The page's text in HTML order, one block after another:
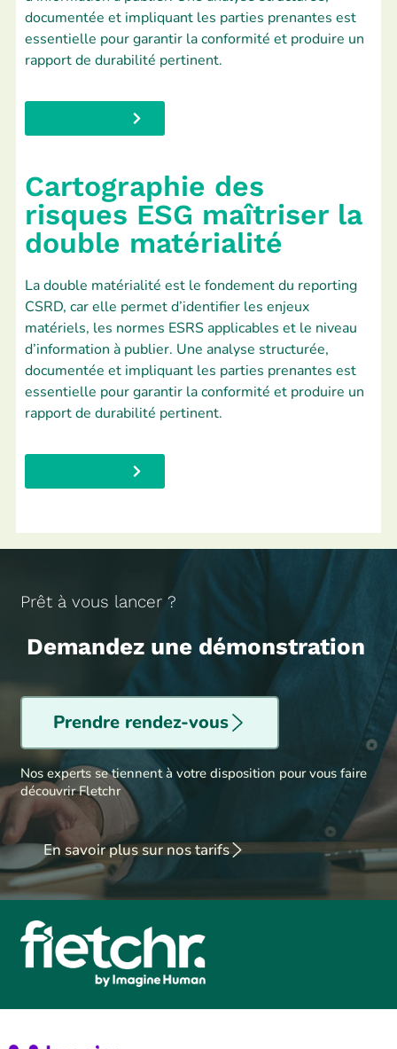
documentée et impliquant les parties prenantes est
essentielle pour garantir la conformité et produire un
rapport de durabilité pertinent.
Cartographie des
risques ESG maîtriser la
double matérialité
La double matérialité est le fondement du reporting
CSRD, car elle permet d’identifier les enjeux
matériels, les normes ESRS applicables et le niveau
d’information à publier. Une analyse structurée,
documentée et impliquant les parties prenantes est
essentielle pour garantir la conformité et produire un
rapport de durabilité pertinent.
Prêt à vous lancer ?
Demandez une démonstration
Prendre rendez-vous
Nos experts se tiennent à votre disposition pour vous faire
découvrir Fletchr
En savoir plus sur nos tarifs